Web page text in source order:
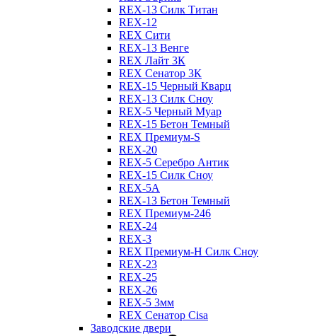
REX-13 Силк Титан
REX-12
REX Сити
REX-13 Венге
REX Лайт 3К
REX Сенатор 3К
REX-15 Черный Кварц
REX-13 Силк Сноу
REX-5 Черный Муар
REX-15 Бетон Темный
REX Премиум-S
REX-20
REX-5 Серебро Антик
REX-15 Силк Сноу
REX-5А
REX-13 Бетон Темный
REX Премиум-246
REX-24
REX-3
REX Премиум-Н Силк Сноу
REX-23
REX-25
REX-26
REX-5 3мм
REX Сенатор Cisa
Заводские двери